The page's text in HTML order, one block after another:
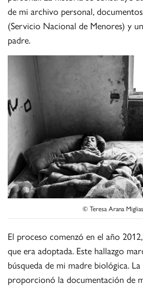
de mi archivo personal,
(Servicio Nacional de Menores) y
padre.
© Teresa Arana
El proceso comenzó en el año
que era adoptada. Este hallazgo
búsqueda de mi madre biológica.
proporcionó la documentación de